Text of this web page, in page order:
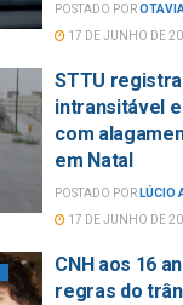
POSTADO POR
17 DE JUNHO DE
STTU
intransitável
com
em Natal
POSTADO POR LÚCIO
17 DE JUNHO DE
CNH aos 16
regras do